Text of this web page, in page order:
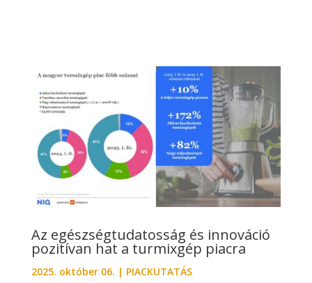
Az egészségtudatosság és innováció
pozitívan hat a turmixgép piacra
2025. október 06. | PIACKUTATÁS